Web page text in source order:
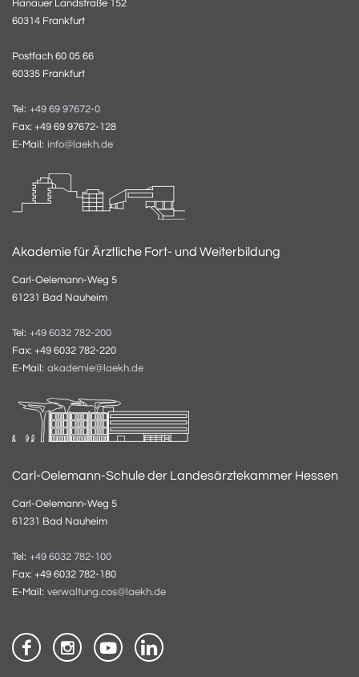
Hanauer Landstraße 152
60314 Frankfurt
Postfach 60 05 66
60335 Frankfurt
Tel: +49 69 97672-0
Fax: +49 69 97672-128
E-Mail: info@laekh.de
Akademie für Ärztliche Fort- und Weiterbildung
Carl-Oelemann-Weg 5
61231 Bad Nauheim
Tel: +49 6032 782-200
Fax: +49 6032 782-220
E-Mail: akademie@laekh.de
Carl-Oelemann-Schule der Landesärztekammer Hessen
Carl-Oelemann-Weg 5
61231 Bad Nauheim
Tel: +49 6032 782-100
Fax: +49 6032 782-180
E-Mail: verwaltung.cos@laekh.de